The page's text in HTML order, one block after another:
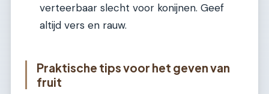
verteerbaar slecht voor konijnen. Geef
altijd vers en rauw.
Praktische tips voor het geven van
fruit